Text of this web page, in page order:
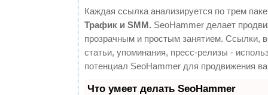
Каждая ссылка анализируется по трем
Трафик и SMM. SeoHammer делает
прозрачным и простым занятием. Ссылки,
статьи, упоминания, пресс-релизы -
потенциал SeoHammer для продвижения
Что умеет делать SeoHammer